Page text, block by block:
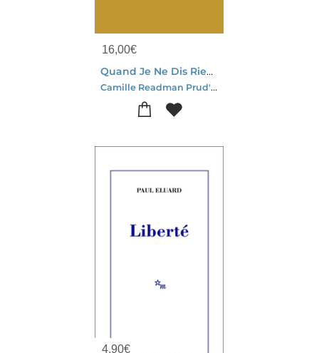
16,00€
Quand Je Ne Dis Rien Je Pense Encore
Camille Readman Prud'homme
4,90€